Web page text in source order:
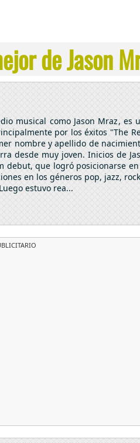
de Jason
musical como Jason Mraz,
por los éxitos "The
nombre y apellido de
desde muy joven. Inicios de
debut, que logró posicionarse
en los géneros pop, jazz,
estuvo rea...